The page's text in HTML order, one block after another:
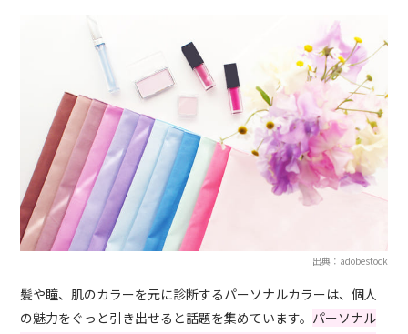
出典：adobestock
髪や瞳、肌のカラーを元に診断するパーソナルカラーは、個人
の魅力をぐっと引き出せると話題を集めています。 パーソナル